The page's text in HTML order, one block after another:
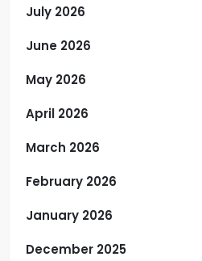
July 2026
June 2026
May 2026
April 2026
March 2026
February 2026
January 2026
December 2025